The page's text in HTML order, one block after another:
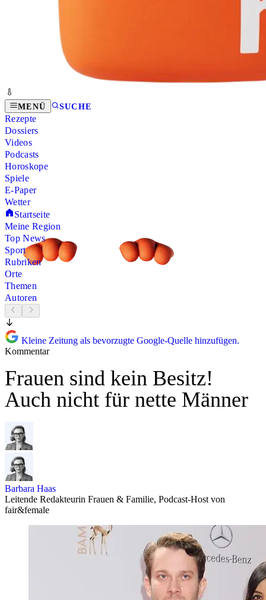
MENÜ SUCHE
Rezepte
Dossiers
Videos
Podcasts
Horoskope
Spiele
E-Paper
Wetter
Startseite
Meine Region
Top News
Sport
Rubriken
Orte
Themen
Autoren
Kleine Zeitung als bevorzugte Google-Quelle hinzufügen.
Kommentar
Frauen sind kein Besitz!
Auch nicht für nette Männer
Barbara Haas
Leitende Redakteurin Frauen & Familie, Podcast-Host von
fair&female